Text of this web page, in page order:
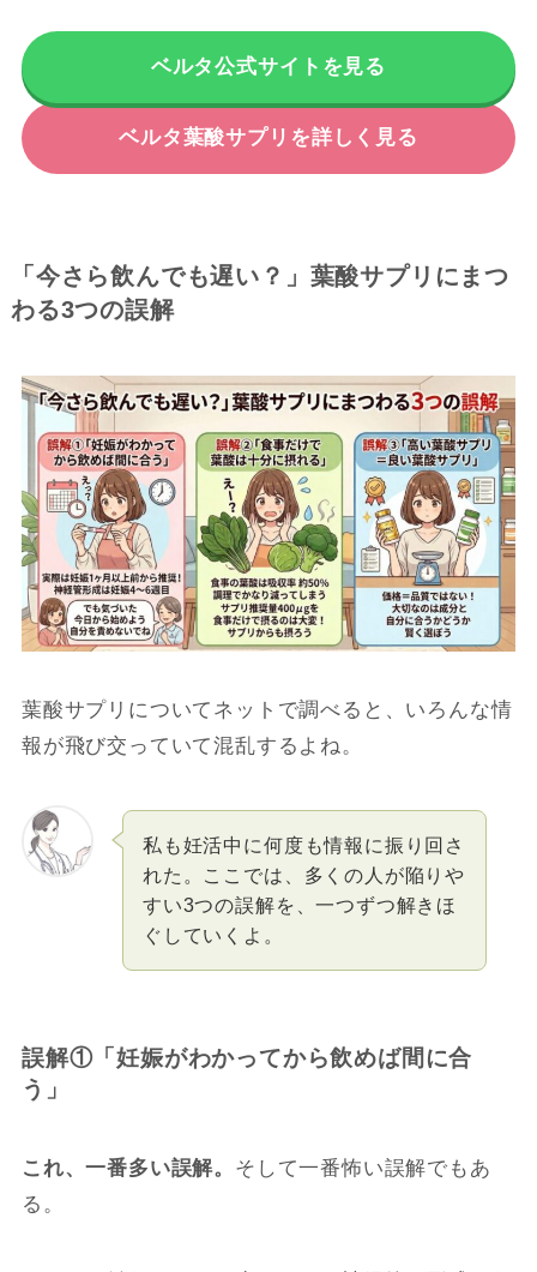
ベルタ公式サイトを見る
ベルタ葉酸サプリを詳しく見る
「今さら飲んでも遅い？」葉酸サプリにまつ
わる3つの誤解
葉酸サプリについてネットで調べると、いろんな情
報が飛び交っていて混乱するよね。
私も妊活中に何度も情報に振り回さ
れた。ここでは、多くの人が陥りや
すい3つの誤解を、一つずつ解きほ
ぐしていくよ。
誤解①「妊娠がわかってから飲めば間に合
う」
これ、一番多い誤解。 そして一番怖い誤解でもあ
る。